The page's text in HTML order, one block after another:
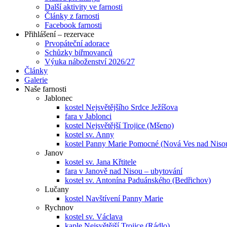
Další aktivity ve farnosti
Články z farnosti
Facebook farnosti
Přihlášení – rezervace
Prvopáteční adorace
Schůzky biřmovanců
Výuka náboženství 2026/27
Články
Galerie
Naše farnosti
Jablonec
kostel Nejsvětějšího Srdce Ježíšova
fara v Jablonci
kostel Nejsvětější Trojice (Mšeno)
kostel sv. Anny
kostel Panny Marie Pomocné (Nová Ves nad
Janov
kostel sv. Jana Křtitele
fara v Janově nad Nisou – ubytování
kostel sv. Antonína Paduánského (Bedřichov)
Lučany
kostel Navštívení Panny Marie
Rychnov
kostel sv. Václava